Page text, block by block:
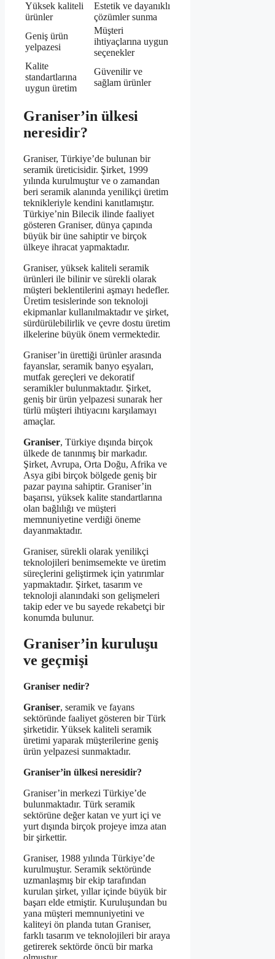
Yüksek kaliteli
ürünler
Estetik ve dayanıklı
çözümler sunma
Geniş ürün
yelpazesi
Müşteri
ihtiyaçlarına uygun
seçenekler
Kalite
standartlarına
uygun üretim
Güvenilir ve
sağlam ürünler
Graniser’in ülkesi
neresidir?
Graniser, Türkiye’de bulunan bir
seramik üreticisidir. Şirket, 1999
yılında kurulmuştur ve o zamandan
beri seramik alanında yenilikçi üretim
teknikleriyle kendini kanıtlamıştır.
Türkiye’nin Bilecik ilinde faaliyet
gösteren Graniser, dünya çapında
büyük bir üne sahiptir ve birçok
ülkeye ihracat yapmaktadır.
Graniser, yüksek kaliteli seramik
ürünleri ile bilinir ve sürekli olarak
müşteri beklentilerini aşmayı hedefler.
Üretim tesislerinde son teknoloji
ekipmanlar kullanılmaktadır ve şirket,
sürdürülebilirlik ve çevre dostu üretim
ilkelerine büyük önem vermektedir.
Graniser’in ürettiği ürünler arasında
fayanslar, seramik banyo eşyaları,
mutfak gereçleri ve dekoratif
seramikler bulunmaktadır. Şirket,
geniş bir ürün yelpazesi sunarak her
türlü müşteri ihtiyacını karşılamayı
amaçlar.
Graniser, Türkiye dışında birçok
ülkede de tanınmış bir markadır.
Şirket, Avrupa, Orta Doğu, Afrika ve
Asya gibi birçok bölgede geniş bir
pazar payına sahiptir. Graniser’in
başarısı, yüksek kalite standartlarına
olan bağlılığı ve müşteri
memnuniyetine verdiği öneme
dayanmaktadır.
Graniser, sürekli olarak yenilikçi
teknolojileri benimsemekte ve üretim
süreçlerini geliştirmek için yatırımlar
yapmaktadır. Şirket, tasarım ve
teknoloji alanındaki son gelişmeleri
takip eder ve bu sayede rekabetçi bir
konumda bulunur.
Graniser’in kuruluşu
ve geçmişi
Graniser nedir?
Graniser, seramik ve fayans
sektöründe faaliyet gösteren bir Türk
şirketidir. Yüksek kaliteli seramik
üretimi yaparak müşterilerine geniş
ürün yelpazesi sunmaktadır.
Graniser’in ülkesi neresidir?
Graniser’in merkezi Türkiye’de
bulunmaktadır. Türk seramik
sektörüne değer katan ve yurt içi ve
yurt dışında birçok projeye imza atan
bir şirkettir.
Graniser, 1988 yılında Türkiye’de
kurulmuştur. Seramik sektöründe
uzmanlaşmış bir ekip tarafından
kurulan şirket, yıllar içinde büyük bir
başarı elde etmiştir. Kuruluşundan bu
yana müşteri memnuniyetini ve
kaliteyi ön planda tutan Graniser,
farklı tasarım ve teknolojileri bir araya
getirerek sektörde öncü bir marka